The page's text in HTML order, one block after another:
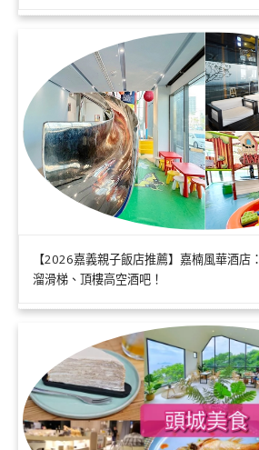
【2026嘉義親子飯店推薦】嘉楠風華酒店
溜滑梯、頂樓高空酒吧！